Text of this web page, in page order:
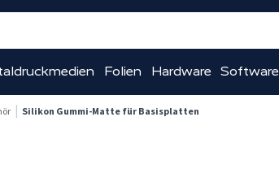
Folien Hardware Software
Silikon Gummi-Matte für Basisplatten